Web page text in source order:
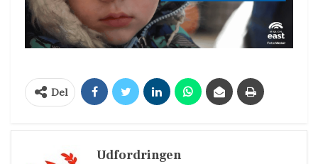
Del
Udfordringen